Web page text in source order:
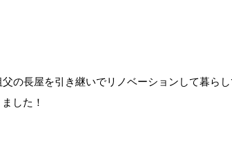
の長屋を引き継いでリノベーションして暮らし
した！